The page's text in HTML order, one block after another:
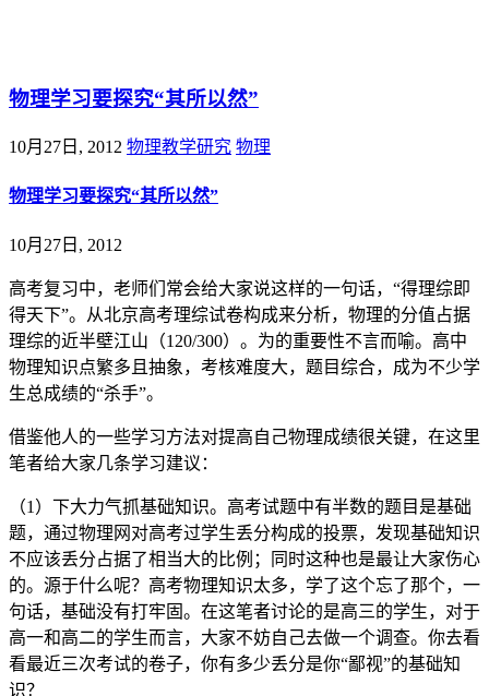
物理学习要探究“其所以然”
10月27日, 2012 物理教学研究 物理
物理学习要探究“其所以然”
10月27日, 2012
高考复习中，老师们常会给大家说这样的一句话，“得理综即
得天下”。从北京高考理综试卷构成来分析，物理的分值占据
理综的近半壁江山（120/300）。为的重要性不言而喻。高中
物理知识点繁多且抽象，考核难度大，题目综合，成为不少学
生总成绩的“杀手”。
借鉴他人的一些学习方法对提高自己物理成绩很关键，在这里
笔者给大家几条学习建议：
（1）下大力气抓基础知识。高考试题中有半数的题目是基础
题，通过物理网对高考过学生丢分构成的投票，发现基础知识
不应该丢分占据了相当大的比例；同时这种也是最让大家伤心
的。源于什么呢？高考物理知识太多，学了这个忘了那个，一
句话，基础没有打牢固。在这笔者讨论的是高三的学生，对于
高一和高二的学生而言，大家不妨自己去做一个调查。你去看
看最近三次考试的卷子，你有多少丢分是你“鄙视”的基础知
识？